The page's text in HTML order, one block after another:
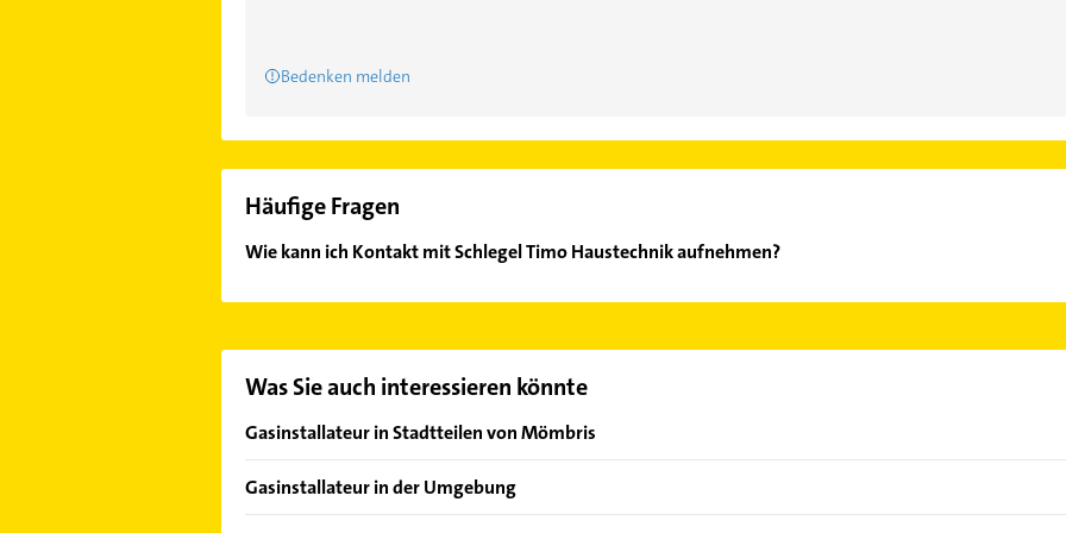
Bedenken melden
Häufige Fragen
Wie kann ich Kontakt mit Schlegel Timo Haustechnik aufnehmen?
Was Sie auch interessieren könnte
Gasinstallateur in Stadtteilen von Mömbris
Mensengesäß
Gasinstallateur in der Umgebung